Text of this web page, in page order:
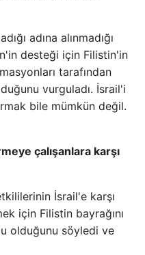
adına alınmadığı
desteği için Filistin'in
tarafından
vurguladı. İsrail'i
bile mümkün değil.
çalışanlara karşı
İsrail'e karşı
için Filistin bayrağını
olduğunu söyledi ve